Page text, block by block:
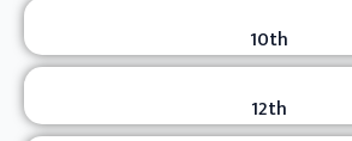
10th
12th